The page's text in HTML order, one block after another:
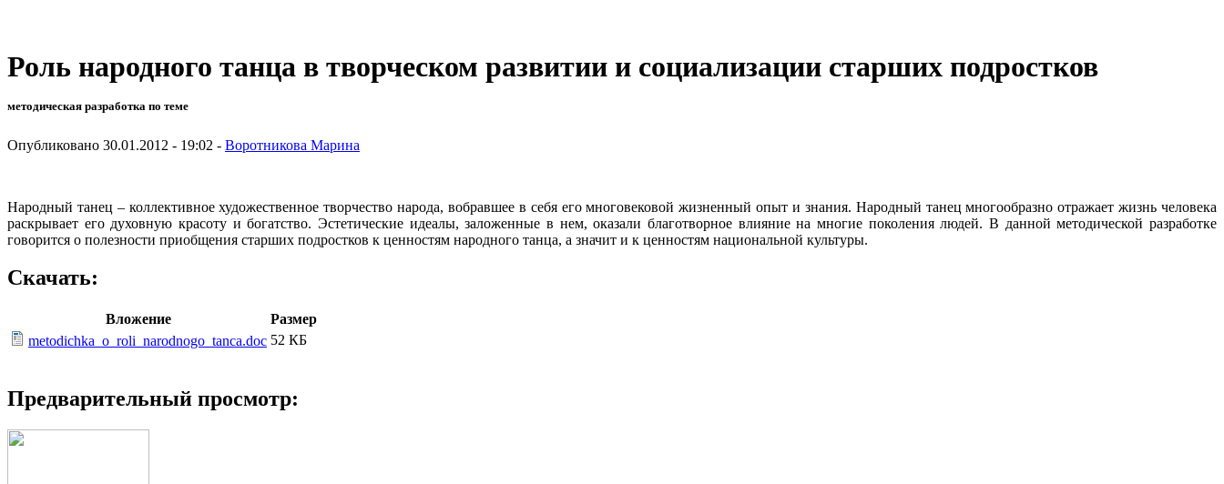
Роль народного танца в творческом развитии и социализации старших подростков
методическая разработка по теме
Опубликовано 30.01.2012 - 19:02 - Воротникова Марина
Народный танец – коллективное художественное творчество народа, вобравшее в себя его многовековой жизненный опыт и знания. Народный танец многообразно отражает жизнь человека
раскрывает его духовную красоту и богатство. Эстетические идеалы, заложенные в нем, оказали благотворное влияние на многие поколения людей. В данной методической разработке
говорится о полезности приобщения старших подростков к ценностям народного танца, а значит и к ценностям национальной культуры.
Скачать:
Вложение
Размер
metodichka_o_roli_narodnogo_tanca.doc 52 КБ
Предварительный просмотр: